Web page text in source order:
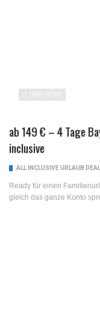
1609 VIEWS
ab 149 € – 4 Tage
inclusive
ALL INCLUSIVE URLAUB
Ready für einen
gleich das ganze Konto